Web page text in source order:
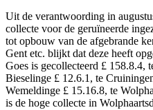
Uit de verantwoording in
collecte voor de geruïneerde
tot opbouw van de afgebrande
Gent etc. blijkt dat deze heeft
Goes is gecollecteerd £ 158.8.4,
Bieselinge £ 12.6.1, te
Wemeldinge £ 15.16.8, te
is de hoge collecte in